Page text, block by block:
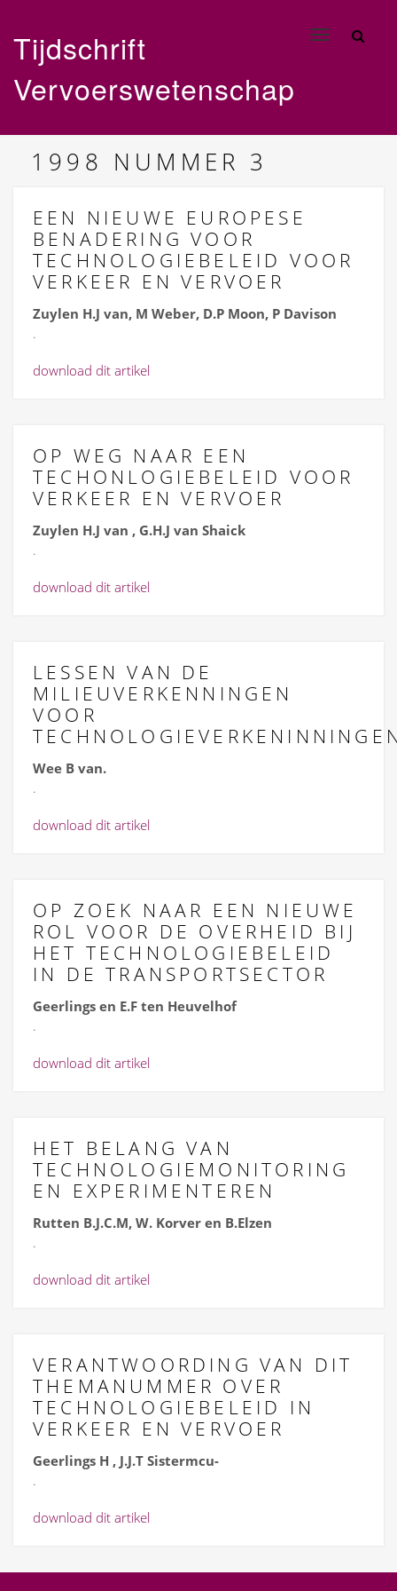
Toggle
Tijdschrift
Vervoerswetenschap
1998 NUMMER 3
EEN NIEUWE EUROPESE
BENADERING VOOR
TECHNOLOGIEBELEID VOOR
VERKEER EN VERVOER
Zuylen H.J van, M Weber, D.P Moon, P Davison
.
download dit artikel
OP WEG NAAR EEN
TECHONLOGIEBELEID VOOR
VERKEER EN VERVOER
Zuylen H.J van , G.H.J van Shaick
.
download dit artikel
LESSEN VAN DE
MILIEUVERKENNINGEN
VOOR
Wee B van.
.
download dit artikel
OP ZOEK NAAR EEN NIEUWE
ROL VOOR DE OVERHEID BIJ
HET TECHNOLOGIEBELEID
IN DE TRANSPORTSECTOR
Geerlings en E.F ten Heuvelhof
.
download dit artikel
HET BELANG VAN
TECHNOLOGIEMONITORING
EN EXPERIMENTEREN
Rutten B.J.C.M, W. Korver en B.Elzen
.
download dit artikel
VERANTWOORDING VAN DIT
THEMANUMMER OVER
TECHNOLOGIEBELEID IN
VERKEER EN VERVOER
Geerlings H , J.J.T Sistermcu-
.
download dit artikel